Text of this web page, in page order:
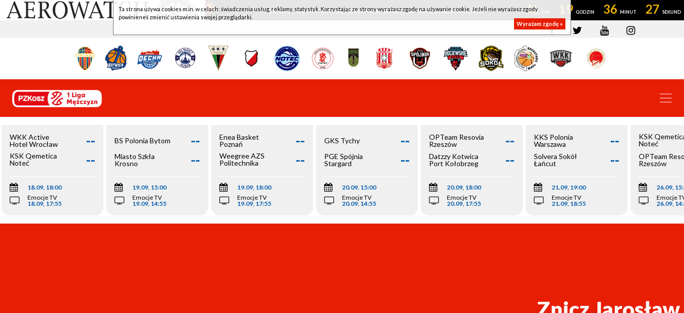
WKK ACTIVE HOTEL WROCŁAW - KSK QEMETICA NOTEĆ INOWROCŁAW 41 19 36 26
WKK Active
Hotel Wrocław
--
KSK Qemetica
Noteć
Inowrocław
--
18.09, 18:00
Emocje TV
18.09, 17:55
BS Polonia Bytom --
Miasto Szkła
Krosno
--
19.09, 15:00
Emocje TV
19.09, 14:55
Enea Basket
Poznań
--
Weegree AZS
Politechnika
--
19.09, 18:00
Emocje TV
19.09, 17:55
GKS Tychy --
PGE Spójnia
Stargard
--
20.09, 15:00
Emocje TV
20.09, 14:55
OPTeam Resovia
Rzeszów
--
Datzzy Kotwica
Port Kołobrzeg
--
20.09, 18:00
Emocje TV
20.09, 17:55
KKS Polonia
Warszawa
--
Solvera Sokół
Łańcut
--
21.09, 19:00
Emocje TV
21.09, 18:55
KSK
Noteć
Inowrocław
OPTeam
Rzeszów
26.09,
Emocje
26.09,
Ta strona używa cookies m.in. w celach: świadczenia usług, reklamy, statystyk. Korzystając ze strony wyrażasz zgodę na używanie cookie. Jeżeli nie wyrażasz zgody
powinieneś zmienić ustawienia swojej przeglądarki.
Wyrażam zgodę »